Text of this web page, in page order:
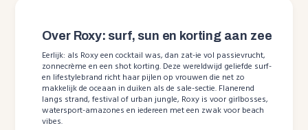
Over Roxy: surf, sun en korting aan zee
Eerlijk: als Roxy een cocktail was, dan zat-ie vol passievrucht,
zonnecrème en een shot korting. Deze wereldwijd geliefde surf-
en lifestylebrand richt haar pijlen op vrouwen die net zo
makkelijk de oceaan in duiken als de sale-sectie. Flanerend
langs strand, festival of urban jungle, Roxy is voor girlbosses,
watersport-amazones en iedereen met een zwak voor beach
vibes.